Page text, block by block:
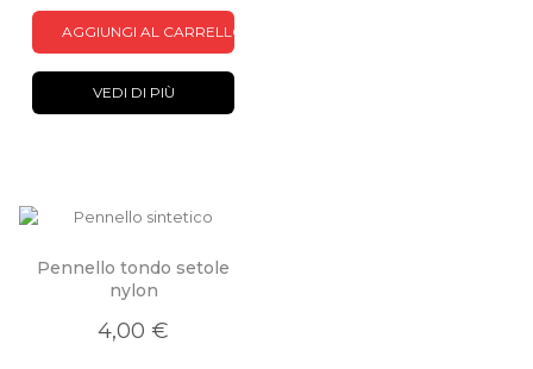
AGGIUNGI AL CARRELLO
VEDI DI PIÙ
Pennello tondo setole
nylon
4,00 €